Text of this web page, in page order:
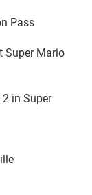
Pass
Super Mario
in Super